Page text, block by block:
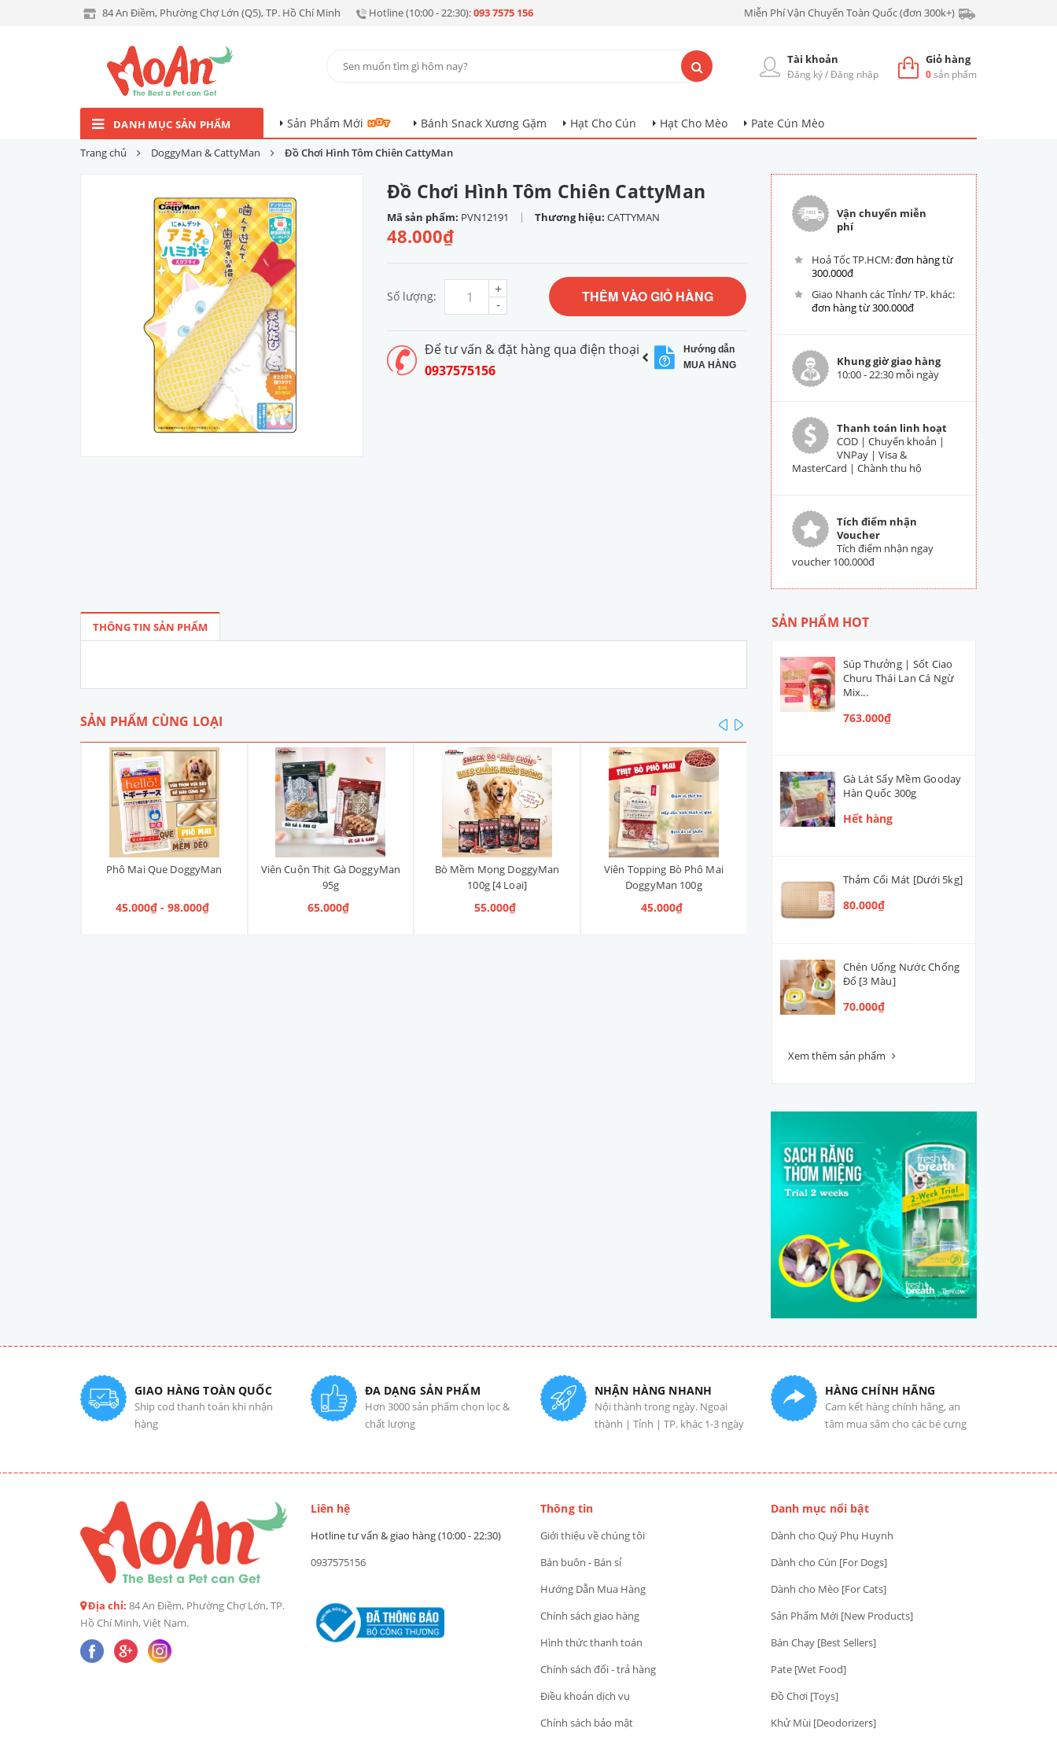
84 An Điềm, Phường Chợ Lớn (Q5), TP. Hồ Chí Minh Hotline (10:00 - 22:30):093 7575 156 Miễn Phí Vận Chuyển Toàn Quốc (đơn 300k+)
Giỏ hàng
0sản phẩm
Tài khoản
Đăng ký/Đăng nhập
DANH MỤC SẢN PHẨM Sản Phẩm Mới Bánh Snack Xương Gặm Hạt Cho Cún Hạt Cho Mèo Pate Cún Mèo
Trang chủ DoggyMan & CattyMan Đồ Chơi Hình Tôm Chiên CattyMan
Đồ Chơi Hình Tôm Chiên CattyMan
Mã sản phẩm: PVN12191 | Thương hiệu: CATTYMAN
48.000₫
Số lượng: -
+ THÊM VÀO GIỎ HÀNG
Để tư vấn & đặt hàng qua điện thoại
0937575156
Hướng dẫn
MUA HÀNG
Vận chuyển miễn
phí
Hoả Tốc TP.HCM:đơn hàng từ
300.000đ
Giao Nhanh các Tỉnh/ TP. khác:
đơn hàng từ 300.000đ
Khung giờ giao hàng
10:00 - 22:30 mỗi ngày
Thanh toán linh hoạt
COD | Chuyển khoản |
VNPay | Visa &
MasterCard | Chành thu hộ
Tích điểm nhận
Voucher
Tích điểm nhận ngay
voucher 100.000đ
THÔNG TIN SẢN PHẨM
SẢN PHẨM CÙNG LOẠI
Phô Mai Que DoggyMan
45.000₫ - 98.000₫
Viên Cuộn Thịt Gà DoggyMan
95g
65.000₫
Bò Mềm Mọng DoggyMan
100g [4 Loại]
55.000₫
Viên Topping Bò Phô Mai
DoggyMan 100g
45.000₫
DoggyMan 100g
45.000₫
DoggyMan 100g
prev
SẢN PHẨM HOT
Súp Thưởng | Sốt Ciao
Churu Thái Lan Cá Ngừ
Mix...
763.000₫
Gà Lát Sấy Mềm Gooday
Hàn Quốc 300g
Hết hàng
Thảm Cối Mát [Dưới 5kg]
80.000₫
Chén Uống Nước Chống
Đổ [3 Màu]
70.000₫
Xem thêm sản phẩm
GIAO HÀNG TOÀN QUỐC
Ship cod thanh toán khi nhận
hàng
ĐA DẠNG SẢN PHẨM
Hơn 3000 sản phẩm chọn lọc &
chất lượng
NHẬN HÀNG NHANH
Nội thành trong ngày. Ngoại
thành | Tỉnh | TP. khác 1-3 ngày
HÀNG CHÍNH HÃNG
Cam kết hàng chính hãng, an
tâm mua sắm cho các bé cưng
Địa chỉ: 84 An Điềm, Phường Chợ Lớn, TP.
Hồ Chí Minh, Việt Nam.
Liên hệ
Hotline tư vấn & giao hàng (10:00 - 22:30)
0937575156
Thông tin
Giới thiệu về chúng tôi
Bán buôn - Bán sỉ
Hướng Dẫn Mua Hàng
Chính sách giao hàng
Hình thức thanh toán
Chính sách đổi - trả hàng
Điều khoản dịch vụ
Chính sách bảo mật
Danh mục nổi bật
Dành cho Quý Phụ Huynh
Dành cho Cún [For Dogs]
Dành cho Mèo [For Cats]
Sản Phẩm Mới [New Products]
Bán Chạy [Best Sellers]
Pate [Wet Food]
Đồ Chơi [Toys]
Khử Mùi [Deodorizers]